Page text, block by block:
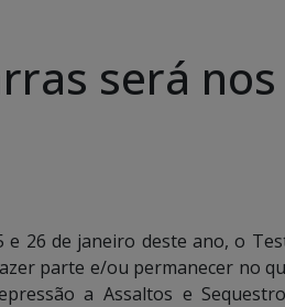
será
e 26 de janeiro deste ano, o
parte e/ou permanecer no
a Assaltos e